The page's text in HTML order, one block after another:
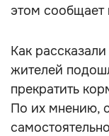
этом сообщает
Как
жителей
прекратить
По их мнению,